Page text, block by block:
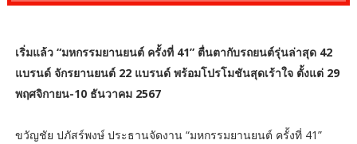
เริ่มแล้ว “มหกรรมยานยนต์ ครั้งที่ 41” ตื่นตากับรถยนต์รุ่นล่าสุด 42
แบรนด์ จักรยานยนต์ 22 แบรนด์ พร้อมโปรโมชันสุดเร้าใจ ตั้งแต่ 29
พฤศจิกายน-10 ธันวาคม 2567
ขวัญชัย ปภัสร์พงษ์ ประธานจัดงาน “มหกรรมยานยนต์ ครั้งที่ 41”